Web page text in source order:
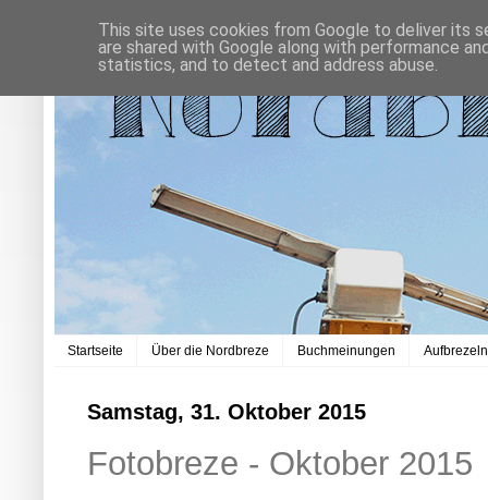
Startseite Über die Nordbreze Buchmeinungen
Samstag, 31. Oktober 2015
Fotobreze - Oktober 2015
This site uses cookies from Google to deliver its
are shared with Google along with performance
statistics, and to detect and address abuse.